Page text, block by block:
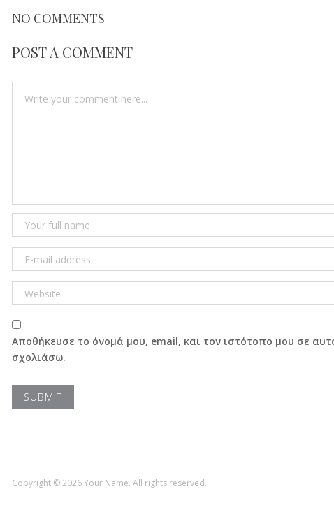
NO COMMENTS
POST A COMMENT
Αποθήκευσε το όνομά μου, email, και τον ιστότοπο μου σε
σχολιάσω.
Copyright © 2026 Your Name. All rights reserved.